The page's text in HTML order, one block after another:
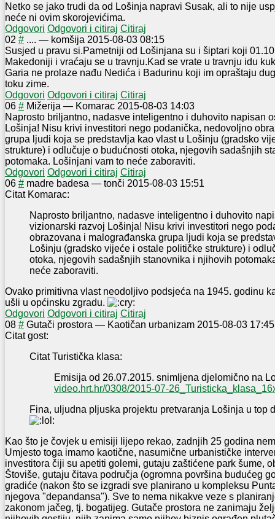
Netko se jako trudi da od Lošinja napravi Susak, ali to nije
neće ni ovim skorojevićima.
Odgovori Odgovori i citiraj Citiraj
02 # .... — komšija 2015-08-03 08:15
Susjed u pravu si.Pametniji od Lošinjana su i šiptari koji
Makedoniji i vraćaju se u travnju.Kad se vrate u travnju idu
Garia ne prolaze nađu Nedića i Badurinu koji im opraštaju
toku zime.
Odgovori Odgovori i citiraj Citiraj
06 # Mižerija — Komarac 2015-08-03 14:03
Naprosto briljantno, nadasve inteligentno i duhovito napisan
Lošinja! Nisu krivi investitori nego podanička, nedovoljno
grupa ljudi koja se predstavlja kao vlast u Lošinju (gradsko
strukture) i odlučuje o budućnosti otoka, njegovih sadašnjih
potomaka. Lošinjani vam to neće zaboraviti.
Odgovori Odgovori i citiraj Citiraj
06 # madre badesa — tonči 2015-08-03 15:51
Citat Komarac:
Naprosto briljantno, nadasve inteligentno i duhovito
vizionarski razvoj Lošinja! Nisu krivi investitori nego
obrazovana i malograđanska grupa ljudi koja se
Lošinju (gradsko vijeće i ostale političke strukture) i
otoka, njegovih sadašnjih stanovnika i njihovih
neće zaboraviti.
Ovako primitivna vlast neodoljivo podsjeća na 1945. godinu
ušli u općinsku zgradu.
Odgovori Odgovori i citiraj Citiraj
08 # Gutači prostora — Kaotičan urbanizam 2015-08-03 17:45
Citat gost:
Citat Turistička klasa:
Emisija od 26.07.2015. snimljena djelomično na
video.hrt.hr/0308/2015-07-
Fina, uljudna pljuska projektu pretvaranja Lošinja u top
Kao što je čovjek u emisiji lijepo rekao, zadnjih 25 godina
Umjesto toga imamo kaotične, nasumične urbanističke
investitora čiji su apetiti golemi, gutaju zaštićene park šume,
Štoviše, gutaju čitava područja (ogromna površina budućeg
gradiće (nakon što se izgradi sve planirano u kompleksu
njegova "depandansa"). Sve to nema nikakve veze s
zakonom jačeg, tj. bogatijeg. Gutače prostora ne zanimaju